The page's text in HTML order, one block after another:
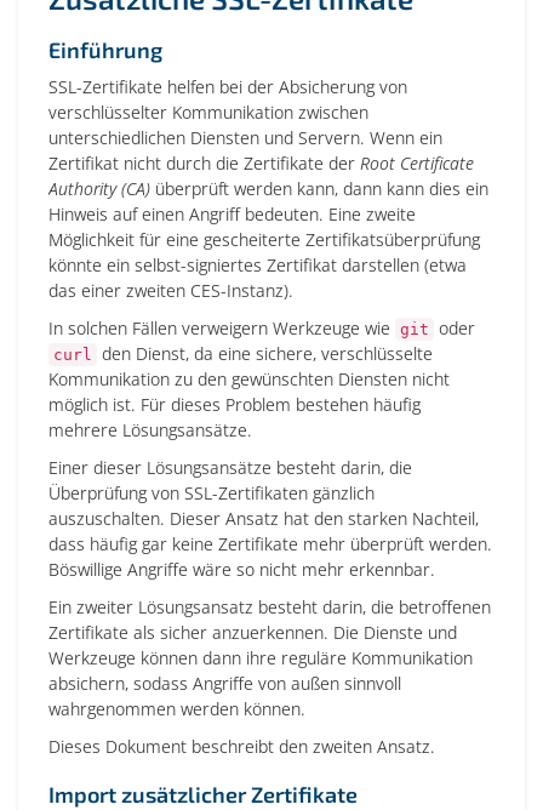
Einführung
SSL-Zertifikate helfen bei der Absicherung von
verschlüsselter Kommunikation zwischen
unterschiedlichen Diensten und Servern. Wenn ein
Zertifikat nicht durch die Zertifikate der Root Certificate
Authority (CA) überprüft werden kann, dann kann dies ein
Hinweis auf einen Angriff bedeuten. Eine zweite
Möglichkeit für eine gescheiterte Zertifikatsüberprüfung
könnte ein selbst-signiertes Zertifikat darstellen (etwa
das einer zweiten CES-Instanz).
In solchen Fällen verweigern Werkzeuge wie git oder
curl den Dienst, da eine sichere, verschlüsselte
Kommunikation zu den gewünschten Diensten nicht
möglich ist. Für dieses Problem bestehen häufig
mehrere Lösungsansätze.
Einer dieser Lösungsansätze besteht darin, die
Überprüfung von SSL-Zertifikaten gänzlich
auszuschalten. Dieser Ansatz hat den starken Nachteil,
dass häufig gar keine Zertifikate mehr überprüft werden.
Böswillige Angriffe wäre so nicht mehr erkennbar.
Ein zweiter Lösungsansatz besteht darin, die betroffenen
Zertifikate als sicher anzuerkennen. Die Dienste und
Werkzeuge können dann ihre reguläre Kommunikation
absichern, sodass Angriffe von außen sinnvoll
wahrgenommen werden können.
Dieses Dokument beschreibt den zweiten Ansatz.
Import zusätzlicher Zertifikate